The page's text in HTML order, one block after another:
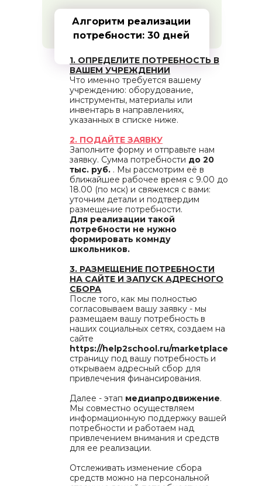
1. ОПРЕДЕЛИТЕ ПОТРЕБНОСТЬ В
ВАШЕМ УЧРЕЖДЕНИИ
Что именно требуется вашему
учреждению: оборудование,
инструменты, материалы или
инвентарь в направлениях,
указанных в списке ниже.
2. ПОДАЙТЕ ЗАЯВКУ
Заполните форму и отправьте нам
заявку. Сумма потребности до 20
тыс. руб. . Мы рассмотрим её в
ближайшее рабочее время с 9.00 до
18.00 (по мск) и свяжемся с вами:
уточним детали и подтвердим
размещение потребности.
Для реализации такой
потребности не нужно
формировать комнду
школьников.
3. РАЗМЕЩЕНИЕ ПОТРЕБНОСТИ
НА САЙТЕ И ЗАПУСК АДРЕСНОГО
СБОРА
После того, как мы полностью
согласовываем вашу заявку - мы
размещаем вашу потребность в
наших социальных сетях, создаем на
сайте
https://help2school.ru/marketplace
страницу под вашу потребность и
открываем адресный сбор для
привлечения финансирования.
Далее - этап медиапродвижение.
Мы совместно осуществляем
информационную поддержку вашей
потребности и работаем над
привлечением внимания и средств
для ее реализации.
Отслеживать изменение сбора
средств можно на персональной
Алгоритм реализации
потребности: 30 дней